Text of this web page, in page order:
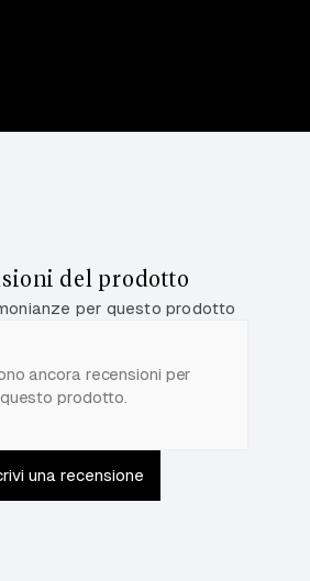
del prodotto
per questo prodotto
ancora recensioni per
questo prodotto.
una recensione